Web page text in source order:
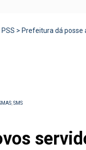
> Prefeitura dá posse
,SMS